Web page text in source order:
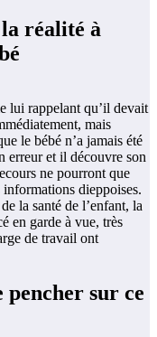
la réalité à
lui rappelant qu’il devait
mais
le bébé n’a jamais été
erreur et il découvre son
ne pourront que
dieppoises.
la santé de l’enfant, la
en garde à vue, très
de travail ont
pencher sur ce